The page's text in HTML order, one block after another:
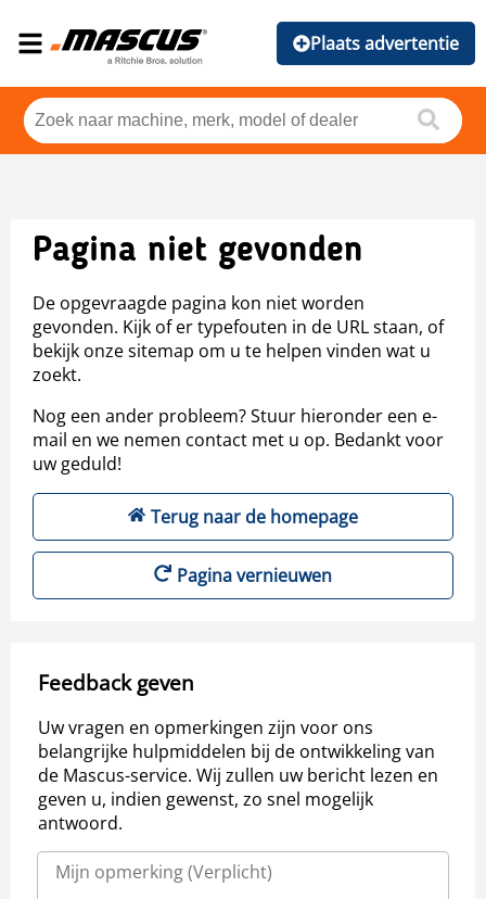
Plaats advertentie
Pagina niet gevonden
De opgevraagde pagina kon niet worden
gevonden. Kijk of er typefouten in de URL staan, of
bekijk onze sitemap om u te helpen vinden wat u
zoekt.
Nog een ander probleem? Stuur hieronder een e-
mail en we nemen contact met u op. Bedankt voor
uw geduld!
Terug naar de homepage
Pagina vernieuwen
Feedback geven
Uw vragen en opmerkingen zijn voor ons
belangrijke hulpmiddelen bij de ontwikkeling van
de Mascus-service. Wij zullen uw bericht lezen en
geven u, indien gewenst, zo snel mogelijk
antwoord.